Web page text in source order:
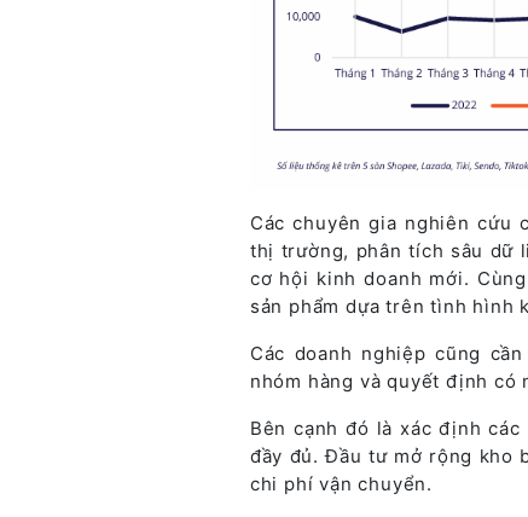
Các chuyên gia nghiên cứu
thị trường, phân tích sâu dữ
cơ hội kinh doanh mới.
sản phẩm dựa trên tình hình
Các doanh nghiệp cũng
nhóm hàng và quyết định có
Bên cạnh đó là xác định
đầy đủ. Đầu tư mở rộng kho
chi phí vận chuyển.